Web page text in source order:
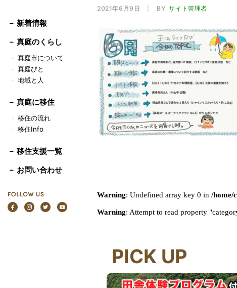
－ 新着情報
－ 真庭のくらし
－ 真庭市について
－ 真庭びと
－ 地域と人
－ 真庭に移住
－ 移住の流れ
－ 移住Info
－ 移住支援一覧
－ お問い合わせ
2021年6月9日 BY サイト管理者
Warning: Undefined array key 0 in /home/
Warning: Attempt to read property
PICK UP